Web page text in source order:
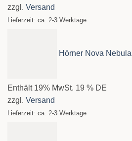
zzgl. Versand
Lieferzeit: ca. 2-3 Werktage
Hörner Nova Nebula
Enthält 19% MwSt. 19 % DE
zzgl. Versand
Lieferzeit: ca. 2-3 Werktage